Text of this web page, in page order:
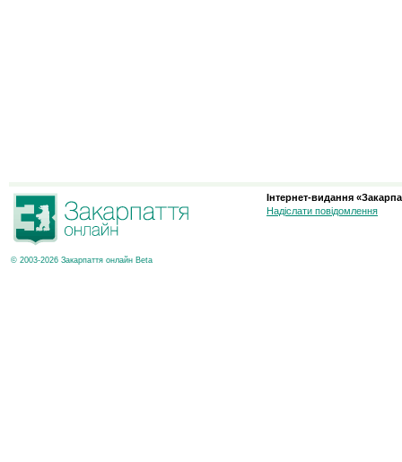
© 2003-2026 Закарпаття онлайн Beta
Інтернет-видання
Надіслати повідомлення